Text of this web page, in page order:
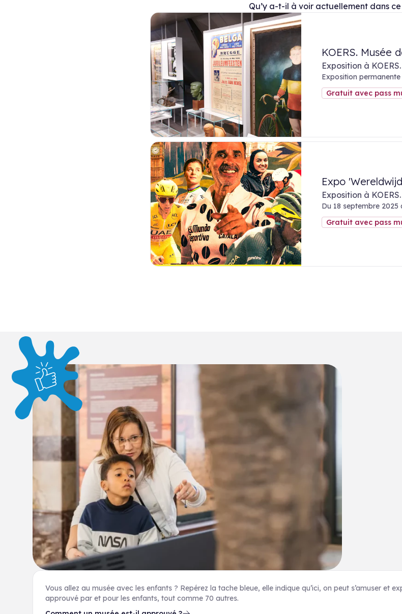
Qu’y a-t-il à voir actuellement dans ce
KOERS. Musée
Exposition à
Exposition permanente
Gratuit avec pass
Expo
Exposition à
Du 18 septembre 2025
Gratuit avec pass
Vous allez au musée avec les enfants ? Repérez la tache bleue, elle indique qu’ici, on peut s’amuser et
approuvé par et pour les enfants, tout comme 70 autres.